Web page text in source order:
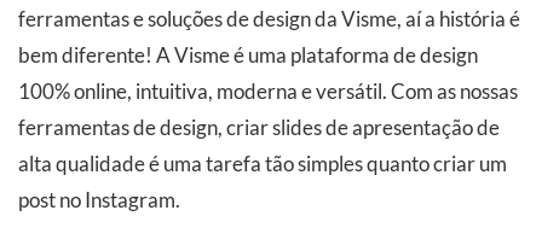
ferramentas e soluções de design da Visme, aí a história é
bem diferente! A Visme é uma plataforma de design
100% online, intuitiva, moderna e versátil. Com as nossas
ferramentas de design, criar slides de apresentação de
alta qualidade é uma tarefa tão simples quanto criar um
post no Instagram.